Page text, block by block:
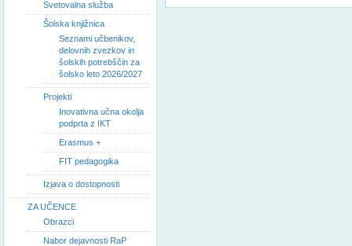
Svetovalna služba
Šolska knjižnica
Seznami učbenikov,
delovnih zvezkov in
šolskih potrebščin za
šolsko leto 2026/2027
Projekti
Inovativna učna okolja
podprta z IKT
Erasmus +
FIT pedagogika
Izjava o dostopnosti
ZA UČENCE
Obrazci
Nabor dejavnosti RaP